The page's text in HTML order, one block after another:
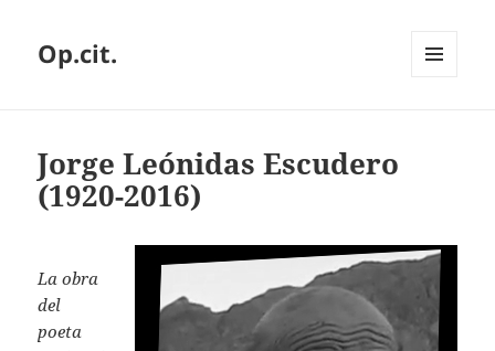
Op.cit.
Jorge Leónidas Escudero
(1920-2016)
La obra
del
poeta